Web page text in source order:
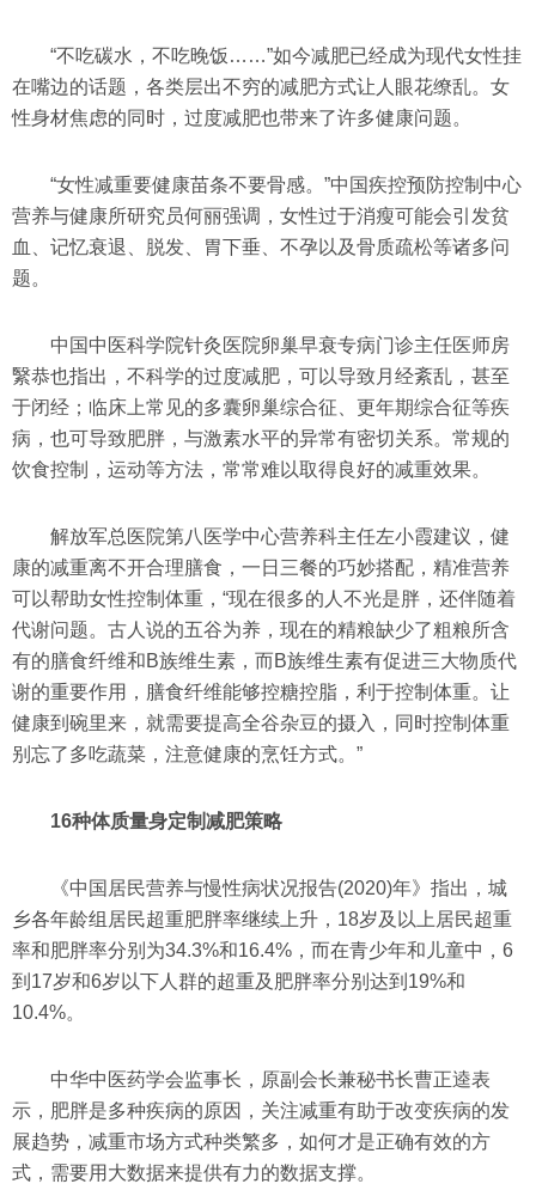
“不吃碳水，不吃晚饭……”如今减肥已经成为现代女性挂
在嘴边的话题，各类层出不穷的减肥方式让人眼花缭乱。女
性身材焦虑的同时，过度减肥也带来了许多健康问题。
“女性减重要健康苗条不要骨感。”中国疾控预防控制中心
营养与健康所研究员何丽强调，女性过于消瘦可能会引发贫
血、记忆衰退、脱发、胃下垂、不孕以及骨质疏松等诸多问
题。
中国中医科学院针灸医院卵巢早衰专病门诊主任医师房
繄恭也指出，不科学的过度减肥，可以导致月经紊乱，甚至
于闭经；临床上常见的多囊卵巢综合征、更年期综合征等疾
病，也可导致肥胖，与激素水平的异常有密切关系。常规的
饮食控制，运动等方法，常常难以取得良好的减重效果。
解放军总医院第八医学中心营养科主任左小霞建议，健
康的减重离不开合理膳食，一日三餐的巧妙搭配，精准营养
可以帮助女性控制体重，“现在很多的人不光是胖，还伴随着
代谢问题。古人说的五谷为养，现在的精粮缺少了粗粮所含
有的膳食纤维和B族维生素，而B族维生素有促进三大物质代
谢的重要作用，膳食纤维能够控糖控脂，利于控制体重。让
健康到碗里来，就需要提高全谷杂豆的摄入，同时控制体重
别忘了多吃蔬菜，注意健康的烹饪方式。”
16种体质量身定制减肥策略
《中国居民营养与慢性病状况报告(2020)年》指出，城
乡各年龄组居民超重肥胖率继续上升，18岁及以上居民超重
率和肥胖率分别为34.3%和16.4%，而在青少年和儿童中，6
到17岁和6岁以下人群的超重及肥胖率分别达到19%和
10.4%。
中华中医药学会监事长，原副会长兼秘书长曹正逵表
示，肥胖是多种疾病的原因，关注减重有助于改变疾病的发
展趋势，减重市场方式种类繁多，如何才是正确有效的方
式，需要用大数据来提供有力的数据支撑。